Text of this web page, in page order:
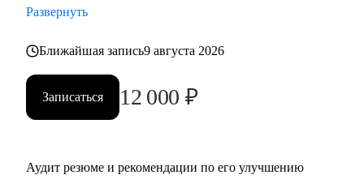
‌‌‌‌‌• избавиться от синдрома самозванца
стрессом и выгоранием
Кому могу помочь:
Руководителям среднего и высшего звена
• HR
Развернуть
Ближайшая запись9 августа 2026
Записаться 12 000 ₽
Аудит резюме и рекомендации по его улучшению